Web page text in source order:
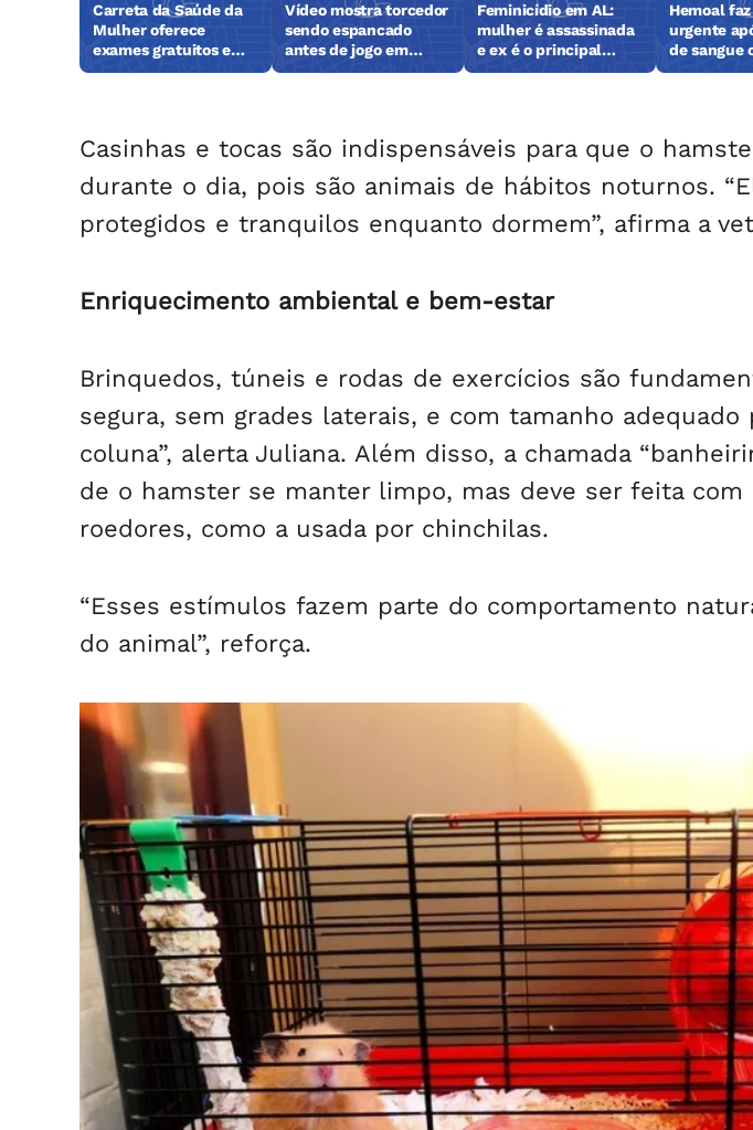
Carreta da Saúde da
Mulher oferece
exames gratuitos em
Maceió
Vídeo mostra torcedor
sendo espancado
antes de jogo em
Maceió
Feminicídio em AL:
mulher é assassinada
e ex é o principal
suspeito
Hemoal
urgente
de sangue
nível
Casinhas e tocas são indispensáveis para que o
durante o dia, pois são animais de hábitos noturnos.
protegidos e tranquilos enquanto dormem”, afirma a
Enriquecimento ambiental e bem-estar
Brinquedos, túneis e rodas de exercícios são
segura, sem grades laterais, e com tamanho adequado
coluna”, alerta Juliana. Além disso, a chamada
de o hamster se manter limpo, mas deve ser feita com
roedores, como a usada por chinchilas.
“Esses estímulos fazem parte do comportamento
do animal”, reforça.